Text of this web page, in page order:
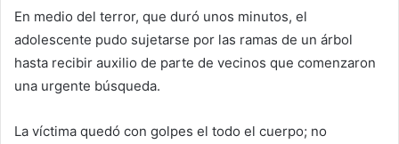
En medio del terror, que duró unos minutos, el
adolescente pudo sujetarse por las ramas de un árbol
hasta recibir auxilio de parte de vecinos que comenzaron
una urgente búsqueda.
La víctima quedó con golpes el todo el cuerpo; no